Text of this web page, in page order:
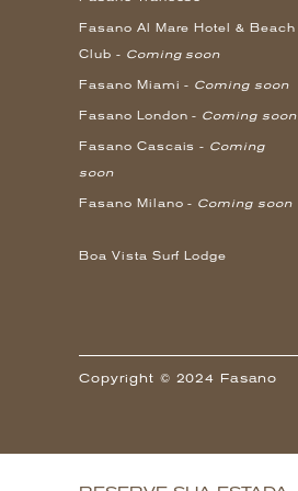
Fasano Al Mare Hotel & Beach
Club - Coming soon
Fasano Miami - Coming soon
Fasano London - Coming soon
Fasano Cascais - Coming
soon
Fasano Milano - Coming soon
Boa Vista Surf Lodge
Copyright © 2024 Fasano